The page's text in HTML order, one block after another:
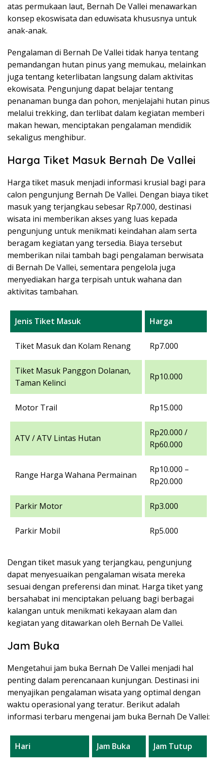
atas permukaan laut, Bernah De Vallei menawarkan
konsep ekoswisata dan eduwisata khususnya untuk
anak-anak.
Pengalaman di Bernah De Vallei tidak hanya tentang
pemandangan hutan pinus yang memukau, melainkan
juga tentang keterlibatan langsung dalam aktivitas
ekowisata. Pengunjung dapat belajar tentang
penanaman bunga dan pohon, menjelajahi hutan pinus
melalui trekking, dan terlibat dalam kegiatan memberi
makan hewan, menciptakan pengalaman mendidik
sekaligus menghibur.
Harga Tiket Masuk Bernah De Vallei
Harga tiket masuk menjadi informasi krusial bagi para
calon pengunjung Bernah De Vallei. Dengan biaya tiket
masuk yang terjangkau sebesar Rp7.000, destinasi
wisata ini memberikan akses yang luas kepada
pengunjung untuk menikmati keindahan alam serta
beragam kegiatan yang tersedia. Biaya tersebut
memberikan nilai tambah bagi pengalaman berwisata
di Bernah De Vallei, sementara pengelola juga
menyediakan harga terpisah untuk wahana dan
aktivitas tambahan.
Jenis Tiket Masuk Harga
Tiket Masuk dan Kolam Renang Rp7.000
Tiket Masuk Panggon Dolanan,
Taman Kelinci
Rp10.000
Motor Trail Rp15.000
ATV / ATV Lintas Hutan
Rp20.000 /
Rp60.000
Range Harga Wahana Permainan
Rp10.000 –
Rp20.000
Parkir Motor Rp3.000
Parkir Mobil Rp5.000
Dengan tiket masuk yang terjangkau, pengunjung
dapat menyesuaikan pengalaman wisata mereka
sesuai dengan preferensi dan minat. Harga tiket yang
bersahabat ini menciptakan peluang bagi berbagai
kalangan untuk menikmati kekayaan alam dan
kegiatan yang ditawarkan oleh Bernah De Vallei.
Jam Buka
Mengetahui jam buka Bernah De Vallei menjadi hal
penting dalam perencanaan kunjungan. Destinasi ini
menyajikan pengalaman wisata yang optimal dengan
waktu operasional yang teratur. Berikut adalah
informasi terbaru mengenai jam buka Bernah De Vallei:
Hari Jam Buka Jam Tutup